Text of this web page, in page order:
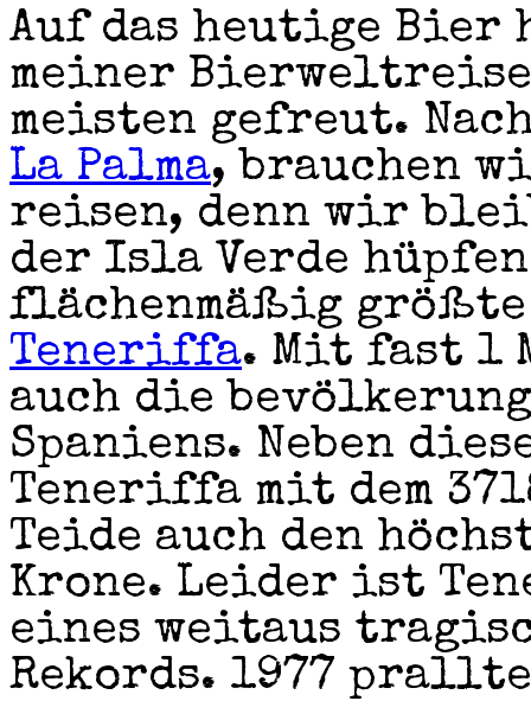
Auf das heutige Bier
meiner Bierweltreise
meisten gefreut.
La Palma, brauchen
reisen, denn wir
der Isla Verde
flächenmäßig
Teneriffa. Mit fast 1
auch die
Spaniens. Neben
Teneriffa mit dem
Teide auch den
Krone. Leider ist
eines weitaus
Rekords. 1977